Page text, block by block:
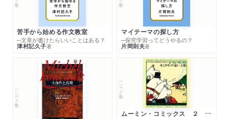
苦手から始める作文教室
─文章が書けたらいいことはある？
津村記久子著
マイテーマの探し方
─探究学習ってどうやるの？
片岡則夫著
シリーズ・全集
シリーズ・全集
ムーミン・コミックス ２ あこがれの遠い土地